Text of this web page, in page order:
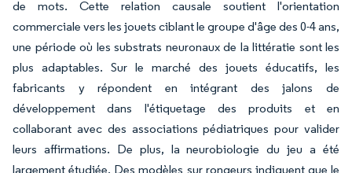
de mots. Cette relation causale soutient l'orientation
commerciale vers les jouets ciblant le groupe d'âge des 0-4 ans,
une période où les substrats neuronaux de la littératie sont les
plus adaptables. Sur le marché des jouets éducatifs, les
fabricants y répondent en intégrant des jalons de
développement dans l'étiquetage des produits et en
collaborant avec des associations pédiatriques pour valider
leurs affirmations. De plus, la neurobiologie du jeu a été
largement étudiée. Des modèles sur rongeurs indiquent que le